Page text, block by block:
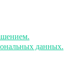
данных.